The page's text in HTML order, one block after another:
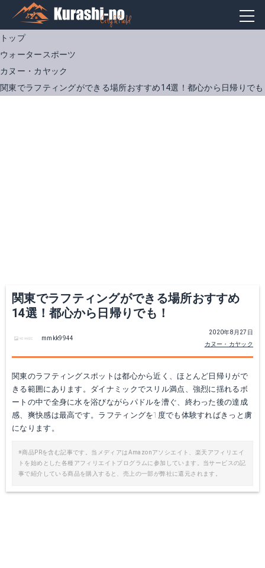
トップ
ウォータースポーツ
カヌー・カヤック
関東でラフティングができる場所おすすめ14選！都心から日帰りで
関東でラフティングができる場所おすすめ
14選！都心から日帰りでも！
2020年8月27日
カヌー・カヤック
mmkk9944
関東のラフティングスポットは都心から近く、ほとんど日帰りがで
きる範囲にあります。ダイナミックでスリル満点、強烈に揺れるボ
ートの中で全身に水を浴びながらパドルを漕ぐ、終わった後の達成
感、爽快感は最高です。ラフティングを1度でも体験すればきっと虜
になります。
※商品PRを含む記事です。当メディアはAmazonアソシエイト、楽天アフィリエイ
トを始めとした各種アフィリエイトプログラムに参加しています。当サービスの記
事で紹介している商品を購入すると、売上の一部が弊社に還元されます。